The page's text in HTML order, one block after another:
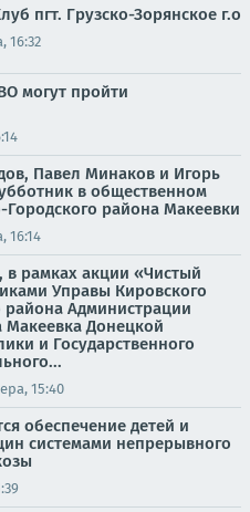
пгт. Грузско-Зорянское г.о
16:32
могут пройти
Павел Минаков и Игорь
в общественном
Городского района Макеевки
16:14
в рамках акции «Чистый
Управы Кировского
района Администрации
Макеевка Донецкой
и Государственного
15:40
обеспечение детей и
системами непрерывного